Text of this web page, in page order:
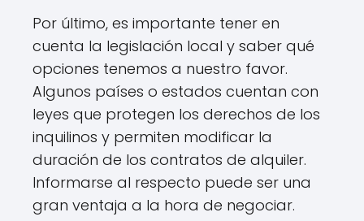
Por último, es importante tener en
cuenta la legislación local y saber qué
opciones tenemos a nuestro favor.
Algunos países o estados cuentan con
leyes que protegen los derechos de los
inquilinos y permiten modificar la
duración de los contratos de alquiler.
Informarse al respecto puede ser una
gran ventaja a la hora de negociar.